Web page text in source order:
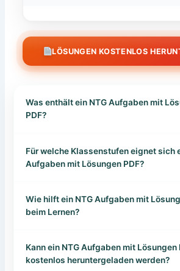
LÖSUNGEN KOSTENLOS
Was enthält ein NTG Aufgaben mit
PDF?
Für welche Klassenstufen eignet sich
Aufgaben mit Lösungen PDF?
Wie hilft ein NTG Aufgaben mit
beim Lernen?
Kann ein NTG Aufgaben mit Lösungen
kostenlos heruntergeladen werden?